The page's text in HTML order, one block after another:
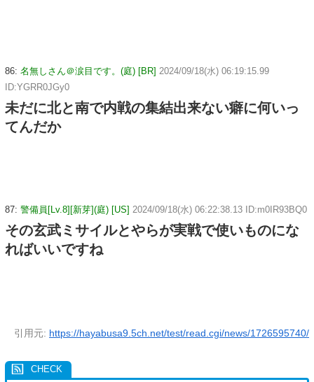
86: 名無しさん＠涙目です。(庭) [BR] 2024/09/18(水) 06:19:15.99
ID:YGRR0JGy0
未だに北と南で内戦の集結出来ない癖に何いっ
てんだか
87: 警備員[Lv.8][新芽](庭) [US] 2024/09/18(水) 06:22:38.13 ID:m0IR93BQ0
その玄武ミサイルとやらが実戦で使いものにな
ればいいですね
引用元: https://hayabusa9.5ch.net/test/read.cgi/news/1726595740/